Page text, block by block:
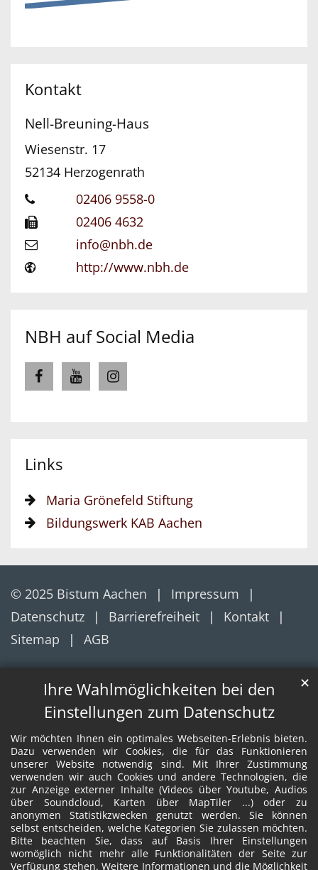
Ihre Wahlmöglichkeiten bei den
Einstellungen zum Datenschutz
Wir möchten Ihnen ein optimales Webseiten-Erlebnis bieten.
Dazu verwenden wir Cookies, die für das Funktionieren
unserer Website notwendig sind. Mit Ihrer Zustimmung
verwenden wir auch Cookies und andere Technologien, die
zur Anzeige externer Inhalte (Videos über Youtube, Audios
über Soundcloud, Karten über MapTiler ...) oder zu
anonymen Statistikzwecken genutzt werden. Sie können
selbst entscheiden, welche Kategorien Sie zulassen möchten.
Bitte beachten Sie, dass auf Basis Ihrer Einstellungen
womöglich nicht mehr alle Funktionalitäten der Seite zur
Verfügung stehen. Weitere Informationen und die Möglichkeit
✕
Kontakt
Nell-Breuning-Haus
Wiesenstr. 17
52134 Herzogenrath
02406 9558-0
02406 4632
info@nbh.de
http://www.nbh.de
NBH auf Social Media
Links
Maria Grönefeld Stiftung
Bildungswerk KAB Aachen
© 2025 Bistum Aachen
Impressum
Datenschutz
Barrierefreiheit
Kontakt
Sitemap
AGB